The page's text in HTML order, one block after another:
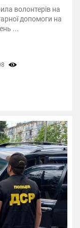
волонтерів на
допомоги на
...